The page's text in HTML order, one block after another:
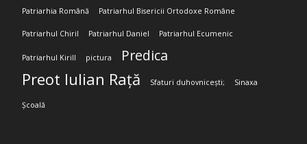
Patriarhia Română Patriarhul Bisericii Ortodoxe Române
Patriarhul Chiril Patriarhul Daniel Patriarhul Ecumenic
Patriarhul Kirill pictura Predica
Preot Iulian Rață Sfaturi duhovnicești; Sinaxa
Școală